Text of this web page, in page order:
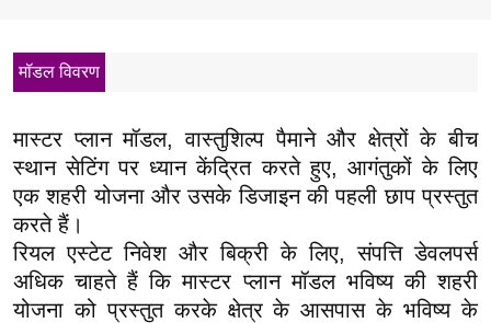
मॉडल विवरण
मास्टर प्लान मॉडल, वास्तुशिल्प पैमाने और क्षेत्रों के बीच
स्थान सेटिंग पर ध्यान केंद्रित करते हुए, आगंतुकों के लिए
एक शहरी योजना और उसके डिजाइन की पहली छाप प्रस्तुत
करते हैं।
रियल एस्टेट निवेश और बिक्री के लिए, संपत्ति डेवलपर्स
अधिक चाहते हैं कि मास्टर प्लान मॉडल भविष्य की शहरी
योजना को प्रस्तुत करके क्षेत्र के आसपास के भविष्य के